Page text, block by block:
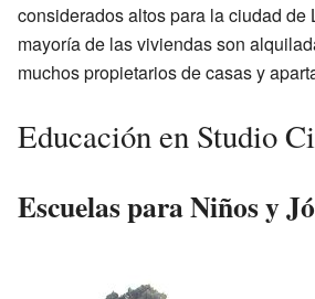
considerados altos para la ciudad de
mayoría de las viviendas son
muchos propietarios de casas y
Educación en Studio
Escuelas para Niños y